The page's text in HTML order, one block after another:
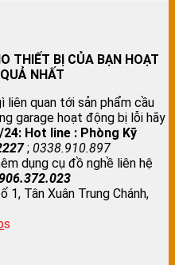
THIẾT BỊ CỦA BẠN HOẠT
NHẤT
quan tới sản phẩm cầu
garage hoạt động bị lỗi hãy
24: Hot line : Phòng Kỹ
; 0338.910.897
dụng cụ đồ nghề liên hệ
1, Tân Xuân Trung Chánh,
s